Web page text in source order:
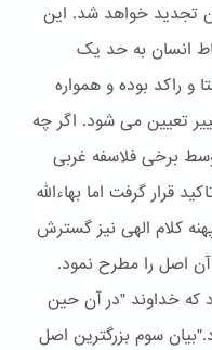
تجدید خواهد شد. این
انسان به حد یک
راکد بوده و همواره
تعیین می شود. اگر چه
برخی فلاسفه غربی
قرار گرفت اما بهاءالله
کلام الهی نیز گسترش
آن اصل را مطرح نمود.
که خداوند "در آن حین
سوم بزرگترین اصل